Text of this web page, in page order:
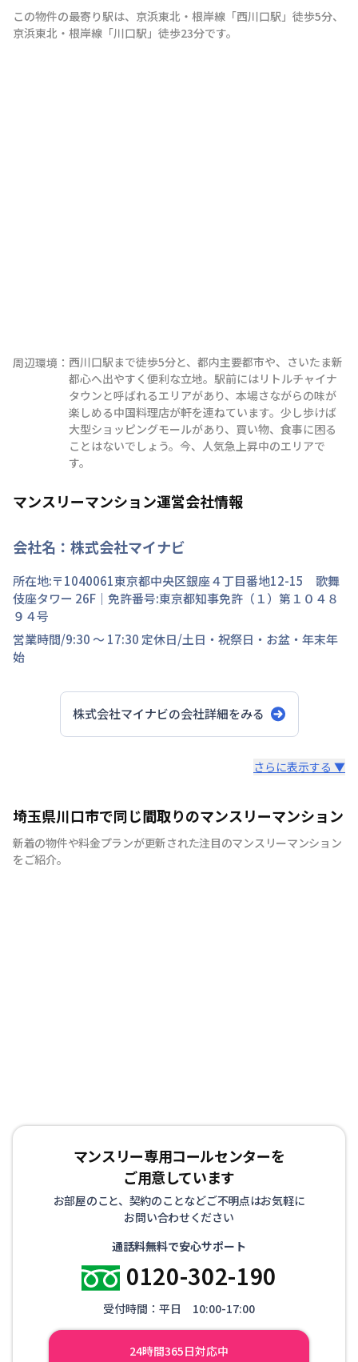
この物件の最寄り駅は、 京浜東北・根岸線 「西川口駅 」 徒歩5分、
京浜東北・根岸線 「川口駅 」 徒歩23分です。
周辺環境： 西川口駅まで徒歩5分と、都内主要都市や、さいたま新
都心へ出やすく便利な立地。駅前にはリトルチャイナ
タウンと呼ばれるエリアがあり、本場さながらの味が
楽しめる中国料理店が軒を連ねています。少し歩けば
大型ショッピングモールがあり、買い物、食事に困る
ことはないでしょう。今、人気急上昇中のエリアで
す。
マンスリーマンション運営会社情報
会社名： 株式会社マイナビ
所在地:〒1040061東京都中央区銀座４丁目番地12-15 歌舞
伎座タワー 26F ｜免許番号:東京都知事免許（１）第１０４８
９４号
営業時間/9:30 ～ 17:30 定休日/土日・祝祭日・お盆・年末年
始
株式会社マイナビの会社詳細をみる
快適で安心な住まいをご提供。入居者様の住み心地と健康
を考え、専門部隊がお部屋を厳選！入居者満足度97％！
さらに表示する ▼
埼玉県川口市で同じ間取りのマンスリーマンション
新着の物件や料金プランが更新された注目のマンスリーマンション
をご紹介。
マンスリー専用コールセンターを
ご用意しています
お部屋のこと、契約のことなどご不明点はお気軽に
お問い合わせください
通話料無料で安心サポート
0120-302-190
受付時間：平日 10:00-17:00
24時間365日対応中